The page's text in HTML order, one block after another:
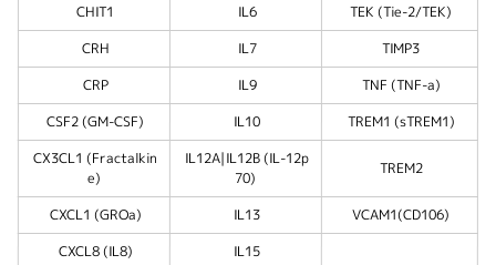
CHIT1
IL6 TEK (Tie-2/TEK)
CRH IL7 TIMP3
CRP IL9 TNF (TNF-a)
CSF2 (GM-CSF) IL10 TREM1 (sTREM1)
CX3CL1 (Fractalkin
e)
IL12A|IL12B (IL-12p
70)
TREM2
CXCL1 (GROa) IL13 VCAM1(CD106)
CXCL8 (IL8) IL15